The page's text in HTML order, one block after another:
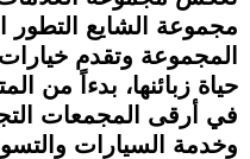
مجموعة الشايع التطور
المجموعة وتقدم
حياة زبائنها، بدءاً من
في أرقى المجمعات
وخدمة السيارات